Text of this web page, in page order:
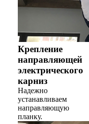
Крепление
направляющей
электрического
карниз
Надежно
устанавливаем
направляющую
планку.